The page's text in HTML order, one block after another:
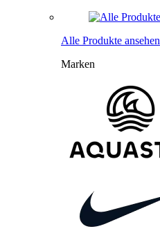
Alle Produkte ansehen
Marken